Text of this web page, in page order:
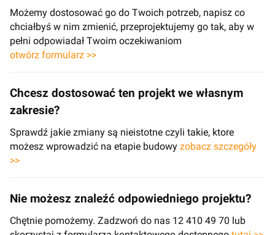
Możemy dostosować go do Twoich potrzeb, napisz co
chciałbyś w nim zmienić, przeprojektujemy go tak, aby w
pełni odpowiadał Twoim oczekiwaniom
otwórz formularz >>
Chcesz dostosować ten projekt we własnym
zakresie?
Sprawdź jakie zmiany są nieistotne czyli takie, ktore
możesz wprowadzić na etapie budowy zobacz szczegóły
>>
Nie możesz znaleźć odpowiedniego projektu?
Chętnie pomożemy. Zadzwoń do nas 12 410 49 70 lub